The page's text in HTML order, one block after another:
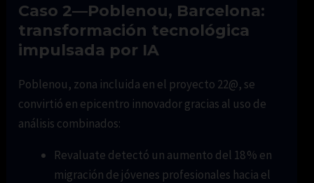
Caso 2—Poblenou, Barcelona:
transformación tecnológica
impulsada por IA
Poblenou, zona incluida en el proyecto 22@, se
convirtió en epicentro innovador gracias al uso de
análisis combinados:
Revaluate detectó un aumento del 18 % en
migración de jóvenes profesionales hacia el